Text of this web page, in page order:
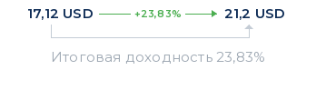
17,12 USD +23,83% 21,2 USD